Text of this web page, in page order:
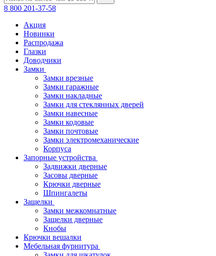
8 800 201-37-58
Акция
Новинки
Распродажа
Глазки
Доводчики
Замки
Замки врезные
Замки гаражные
Замки накладные
Замки для стеклянных дверей
Замки навесные
Замки кодовые
Замки почтовые
Замки электромеханические
Корпуса
Запорные устройства
Задвижки дверные
Засовы дверные
Крючки дверные
Шпингалеты
Защелки
Замки межкомнатные
Защелки дверные
Кнобы
Крючки вешалки
Мебельная фурнитура